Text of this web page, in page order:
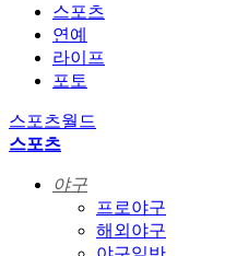
스포츠
연예
라이프
포토
스포츠월드
스포츠
야구
프로야구
해외야구